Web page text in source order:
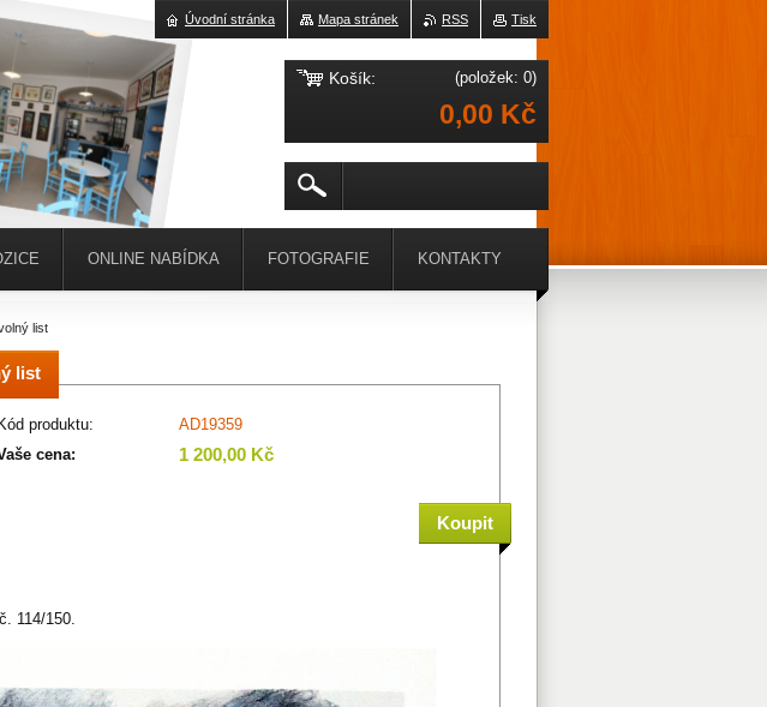
list
list
Kód produktu:
AD19359
cena:
1 200,00 Kč
114/150.
ONLINE NABÍDKA FOTOGRAFIE KONTAKTY
Tisk
RSS
Mapa stránek
Úvodní stránka
Košík: (položek: 0)
0,00 Kč